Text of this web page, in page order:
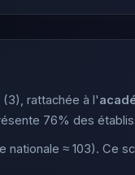
rattachée à l'
76% des
nationale ≈ 103). Ce